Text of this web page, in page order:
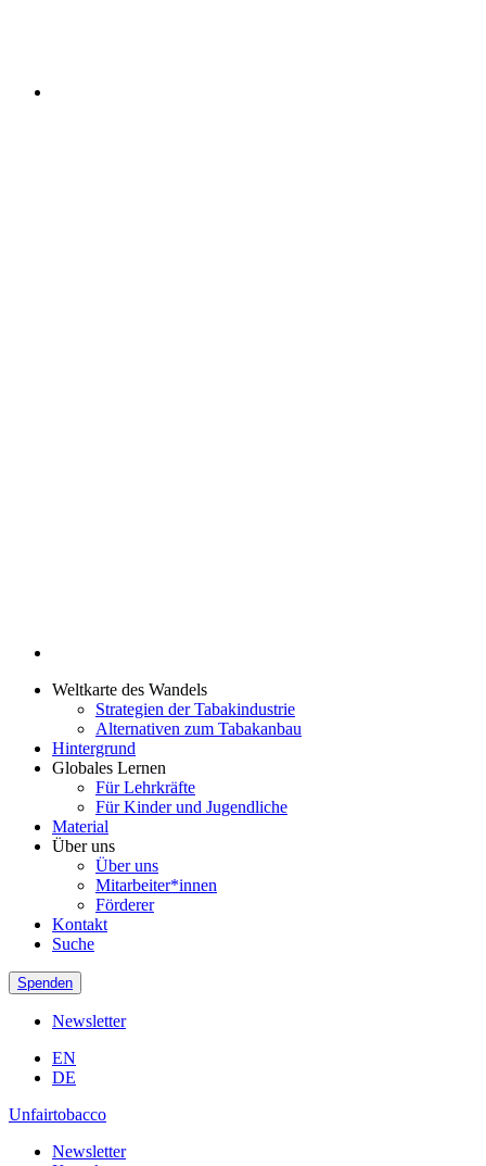
Weltkarte des Wandels
Strategien der Tabakindustrie
Alternativen zum Tabakanbau
Hintergrund
Globales Lernen
Für Lehrkräfte
Für Kinder und Jugendliche
Material
Über uns
Über uns
Mitarbeiter*innen
Förderer
Kontakt
Suche
Spenden
Newsletter
EN
DE
Unfairtobacco
Newsletter